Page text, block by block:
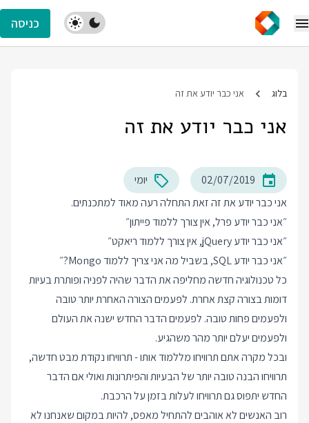
כניסה
בלוג אני כבר יודע את זה
אני כבר יודע את זה
02/07/2019
יומי
אני כבר יודע את זה זאת התחלה רעה מאוד למתכנתים.
״אני כבר יודע פרל, אין צורך ללמוד פייתון״
״אני כבר יודע jQuery, אין צורך ללמוד ריאקט״
״אני כבר יודע SQL, בשביל מה אני צריך ללמוד Mongo?״
כל טכנולוגיה חדשה מחליפה את הדבר שהיה לפניה ופותרת בעיות
דומות בצורה קצת אחרת. לפעמים הצורה האחרת יותר טובה
ולפעמים פחות טובה. לפעמים הדבר החדש ישנה את העולם
ולפעמים יעלם יותר מהר משהגיע.
ובכל מקרה אתם תרוויחו מללמוד אותו - תרוויחו נקודת מבט חדשה,
תרוויחו הבנה טובה יותר של הבעיות והפיתרונות ואולי אם הדבר
החדש יתפוס גם תרוויחו לעלות בזמן על הרכבת.
רוב האנשים לא אוהבים להתחיל מאפס, להיות במקום שאנחנו לא